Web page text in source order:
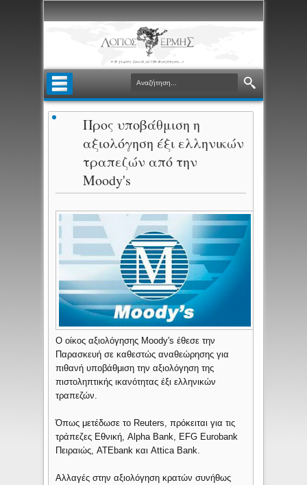
Προς υποβάθμιση η
αξιολόγηση έξι ελληνικών
τραπεζών από την
Moody's
Ο οίκος αξιολόγησης Moody's έθεσε την
Παρασκευή σε καθεστώς αναθεώρησης για
πιθανή υποβάθμιση την αξιολόγηση της
πιστοληπτικής ικανότητας έξι ελληνικών
τραπεζών.
Όπως μετέδωσε το Reuters, πρόκειται για τις
τράπεζες Εθνική, Alpha Bank, EFG Eurobank
Πειραιώς, ATEbank και Attica Bank.
Αλλαγές στην αξιολόγηση κρατών συνήθως